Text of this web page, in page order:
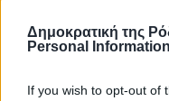
Δημοκρατική της
Personal Information
If you wish to opt-out of